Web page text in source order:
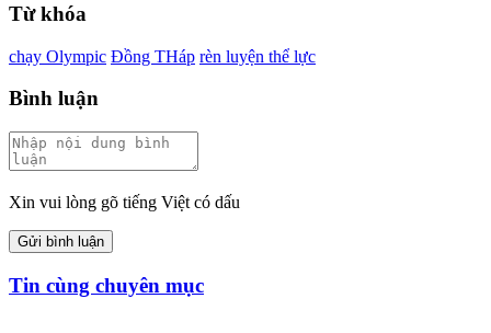
Từ khóa
chạy Olympic Đồng THáp rèn luyện thể lực
Bình luận
Xin vui lòng gõ tiếng Việt có dấu
Gửi bình luận
Tin cùng chuyên mục